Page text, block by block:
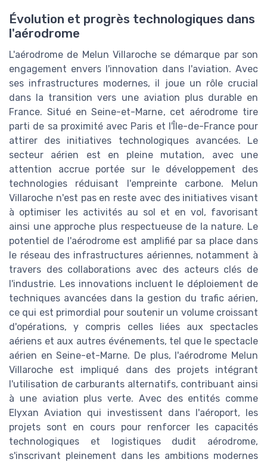
Évolution et progrès technologiques dans
l'aérodrome
L'aérodrome de Melun Villaroche se démarque par son
engagement envers l'innovation dans l'aviation. Avec
ses infrastructures modernes, il joue un rôle crucial
dans la transition vers une aviation plus durable en
France. Situé en Seine-et-Marne, cet aérodrome tire
parti de sa proximité avec Paris et l'Île-de-France pour
attirer des initiatives technologiques avancées. Le
secteur aérien est en pleine mutation, avec une
attention accrue portée sur le développement des
technologies réduisant l'empreinte carbone. Melun
Villaroche n'est pas en reste avec des initiatives visant
à optimiser les activités au sol et en vol, favorisant
ainsi une approche plus respectueuse de la nature. Le
potentiel de l'aérodrome est amplifié par sa place dans
le réseau des infrastructures aériennes, notamment à
travers des collaborations avec des acteurs clés de
l'industrie. Les innovations incluent le déploiement de
techniques avancées dans la gestion du trafic aérien,
ce qui est primordial pour soutenir un volume croissant
d'opérations, y compris celles liées aux spectacles
aériens et aux autres événements, tel que le spectacle
aérien en Seine-et-Marne. De plus, l'aérodrome Melun
Villaroche est impliqué dans des projets intégrant
l'utilisation de carburants alternatifs, contribuant ainsi
à une aviation plus verte. Avec des entités comme
Elyxan Aviation qui investissent dans l'aéroport, les
projets sont en cours pour renforcer les capacités
technologiques et logistiques dudit aérodrome,
s'inscrivant pleinement dans les ambitions modernes